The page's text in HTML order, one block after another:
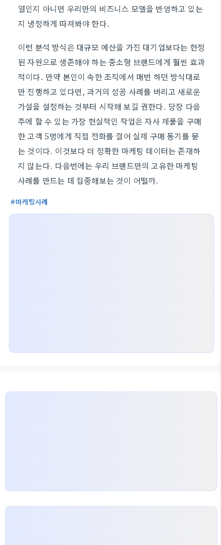
열인지 아니면 우리만의 비즈니스 모델을 반영하고 있는
지 냉정하게 따져봐야 한다.
이런 분석 방식은 대규모 예산을 가진 대기업보다는 한정
된 자원으로 생존해야 하는 중소형 브랜드에게 훨씬 효과
적이다. 만약 본인이 속한 조직에서 매번 하던 방식대로
만 진행하고 있다면, 과거의 성공 사례를 버리고 새로운
가설을 설정하는 것부터 시작해 보길 권한다. 당장 다음
주에 할 수 있는 가장 현실적인 작업은 자사 제품을 구매
한 고객 5명에게 직접 전화를 걸어 실제 구매 동기를 묻
는 것이다. 이것보다 더 정확한 마케팅 데이터는 존재하
지 않는다. 다음번에는 우리 브랜드만의 고유한 마케팅
사례를 만드는 데 집중해보는 것이 어떨까.
마케팅사례